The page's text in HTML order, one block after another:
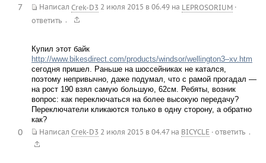
Написал Crek-D3 2 июля 2015 в 06.49на LEPROSORIUM ·
ответить .
7
Купил этот байк
http://www.bikesdirect.com/products/windsor/wellington3–xv.htm
сегодня пришел. Раньше на шоссейниках не катался,
поэтому непривычно, даже подумал, что с рамой прогадал —
на рост 190 взял самую большую, 62см. Ребяты, возник
вопрос: как переключаться на более высокую передачу?
Переключатели кликаются только в одну сторону, а обратно
как?
Написал Crek-D3 2 июля 2015 в 04.47на BICYCLE · ответить .
0